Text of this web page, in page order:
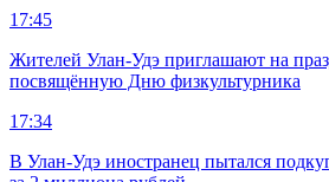
17:45
Жителей Улан-Удэ приглашают на
посвящённую Дню физкультурника
17:34
В Улан-Удэ иностранец пытался